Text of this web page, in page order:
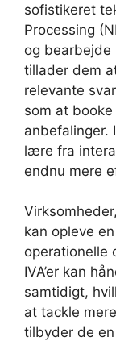
sofistikeret
Processing
og bearbejde
tillader dem
relevante
som at
anbefalinger.
lære fra
endnu mere
kan opleve
operationelle
IVA’er kan
samtidigt,
at tackle
tilbyder de